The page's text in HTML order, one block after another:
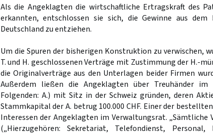
Als die Angeklagten die wirtschaftliche Ertragskraft des
erkannten, entschlossen sie sich, die Gewinne aus
Deutschland zu entziehen.
Um die Spuren der bisherigen Konstruktion zu verwischen,
T. und H. geschlossenen Verträge mit Zustimmung der H.-
die Originalverträge aus den Unterlagen beider Firmen
Außerdem ließen die Angeklagten über Treuhänder
Folgenden: A.) mit Sitz in der Schweiz gründen, deren
Stammkapital der A. betrug 100.000 CHF. Einer der
Interessen der Angeklagten im Verwaltungsrat. „Sämtliche
(„Hierzugehören: Sekretariat, Telefondienst,